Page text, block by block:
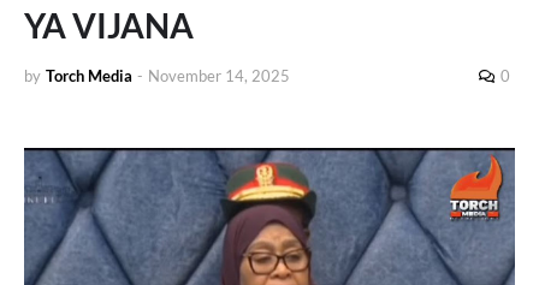
YA VIJANA
by Torch Media - November 14, 2025 0